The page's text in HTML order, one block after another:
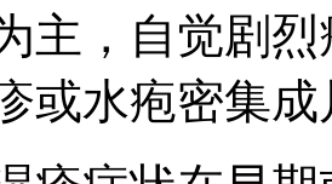
主，自觉剧
或水疱密集成